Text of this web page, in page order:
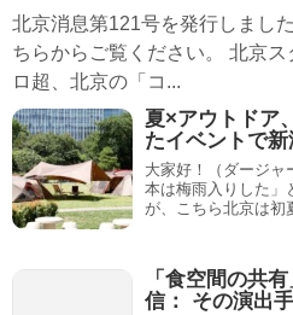
北京消息第121号を発行しまし
ちらからご覧ください。 北京
ロ超、北京の「コ...
夏×アウトドア
たイベントで新
大家好！（ダージャ
本は梅雨入りした」
が、こちら北京は初
「食空間の共
信： その演出